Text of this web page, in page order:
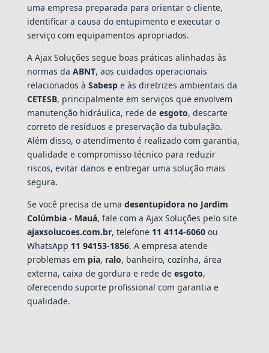
uma empresa preparada para orientar o cliente,
identificar a causa do entupimento e executar o
serviço com equipamentos apropriados.
A Ajax Soluções segue boas práticas alinhadas às
normas da ABNT, aos cuidados operacionais
relacionados à Sabespe às diretrizes ambientais da
CETESB, principalmente em serviços que envolvem
manutenção hidráulica, rede de esgoto, descarte
correto de resíduos e preservação da tubulação.
Além disso, o atendimento é realizado com garantia,
qualidade e compromisso técnico para reduzir
riscos, evitar danos e entregar uma solução mais
segura.
Se você precisa de uma desentupidora no Jardim
Colúmbia - Mauá, fale com a Ajax Soluções pelo site
ajaxsolucoes.com.br, telefone 11 4114-6060ou
WhatsApp 11 94153-1856. A empresa atende
problemas em pia, ralo, banheiro, cozinha, área
externa, caixa de gordura e rede de esgoto,
oferecendo suporte profissional com garantia e
qualidade.